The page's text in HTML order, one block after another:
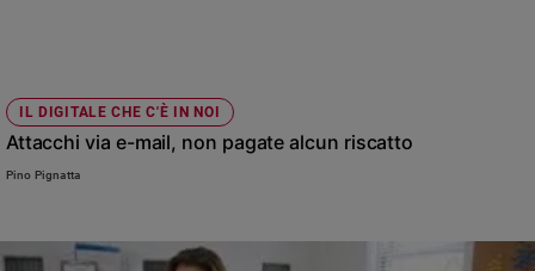
Diritti
di
della
IL DIGITALE CHE C'È IN NOI
Attacchi via e-mail, non pagate alcun riscatto
Pino Pignatta